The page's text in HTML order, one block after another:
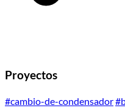
Proyectos
#cambio-de-condensador